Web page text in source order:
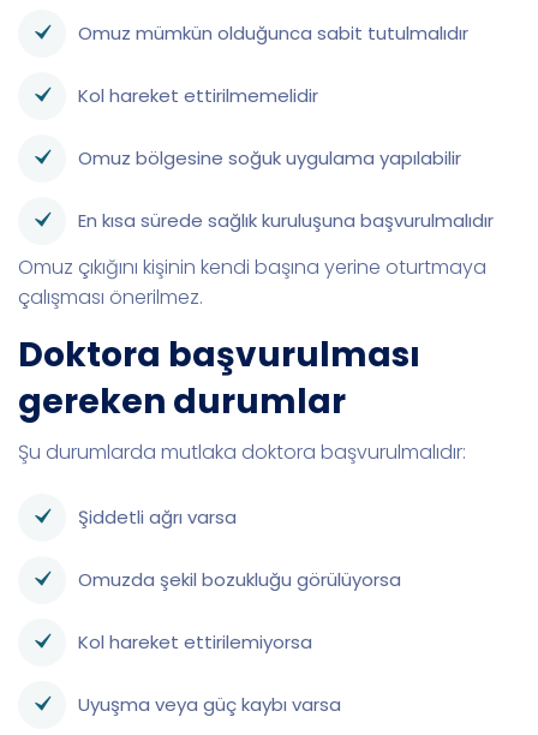
Omuz mümkün olduğunca sabit tutulmalıdır
Kol hareket ettirilmemelidir
Omuz bölgesine soğuk uygulama yapılabilir
En kısa sürede sağlık kuruluşuna başvurulmalıdır
Omuz çıkığını kişinin kendi başına yerine oturtmaya
çalışması önerilmez.
Doktora başvurulması
gereken durumlar
Şu durumlarda mutlaka doktora başvurulmalıdır:
Şiddetli ağrı varsa
Omuzda şekil bozukluğu görülüyorsa
Kol hareket ettirilemiyorsa
Uyuşma veya güç kaybı varsa